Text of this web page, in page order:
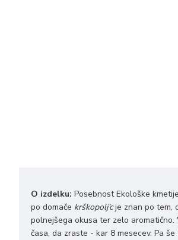
O izdelku: Posebnost Ekološke
po domače krškopolj’cje znan po tem,
polnejšega okusa ter zelo
časa, da zraste - kar 8 mesecev. Pa